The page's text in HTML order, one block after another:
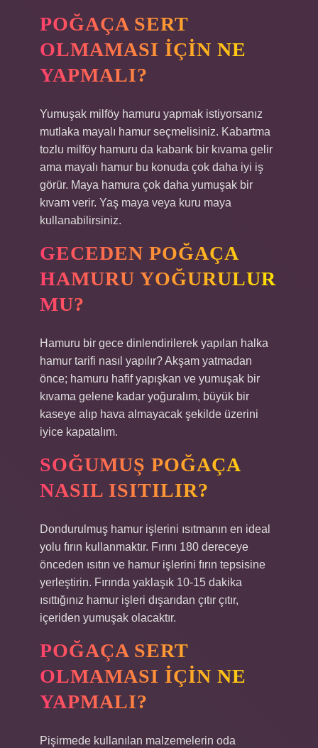
POĞAÇA SERT
OLMAMASI IÇIN NE
YAPMALI?
Yumuşak milföy hamuru yapmak istiyorsanız
mutlaka mayalı hamur seçmelisiniz. Kabartma
tozlu milföy hamuru da kabarık bir kıvama gelir
ama mayalı hamur bu konuda çok daha iyi iş
görür. Maya hamura çok daha yumuşak bir
kıvam verir. Yaş maya veya kuru maya
kullanabilirsiniz.
GECEDEN POĞAÇA
HAMURU YOĞURULUR
MU?
Hamuru bir gece dinlendirilerek yapılan halka
hamur tarifi nasıl yapılır? Akşam yatmadan
önce; hamuru hafif yapışkan ve yumuşak bir
kıvama gelene kadar yoğuralım, büyük bir
kaseye alıp hava almayacak şekilde üzerini
iyice kapatalım.
SOĞUMUŞ POĞAÇA
NASIL ISITILIR?
Dondurulmuş hamur işlerini ısıtmanın en ideal
yolu fırın kullanmaktır. Fırını 180 dereceye
önceden ısıtın ve hamur işlerini fırın tepsisine
yerleştirin. Fırında yaklaşık 10-15 dakika
ısıttığınız hamur işleri dışarıdan çıtır çıtır,
içeriden yumuşak olacaktır.
POĞAÇA SERT
OLMAMASI IÇIN NE
YAPMALI?
Pişirmede kullanılan malzemelerin oda